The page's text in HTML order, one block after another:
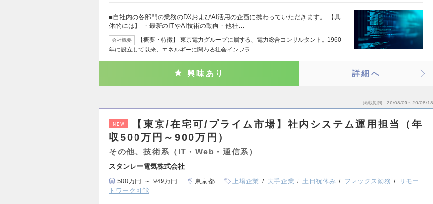
■自社内の各部門の業務のDXおよびAI活用の企画に携わっていただきます。 【具
体的には】 ・最新のITやAI技術の動向・他社…
会社概要
【概要・特徴】 東京電力グループに属する、電力総合コンサルタント。1960
年に設立して以来、エネルギーに関わる社会インフラ…
興味あり 詳細へ
掲載期間 26/08/05～26/08/18
NEW
【東京/在宅可/プライム市場】社内システム運用担当（年
収500万円～900万円）
その他、技術系（IT・Web・通信系）
スタンレー電気株式会社
500万円 ～ 949万円 東京都 上場企業 大手企業 土日祝休み フレックス勤務
リモー
トワーク可能